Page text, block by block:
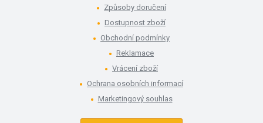
Způsoby doručení
Dostupnost zboží
Obchodní podmínky
Reklamace
Vrácení zboží
Ochrana osobních informací
Marketingový souhlas